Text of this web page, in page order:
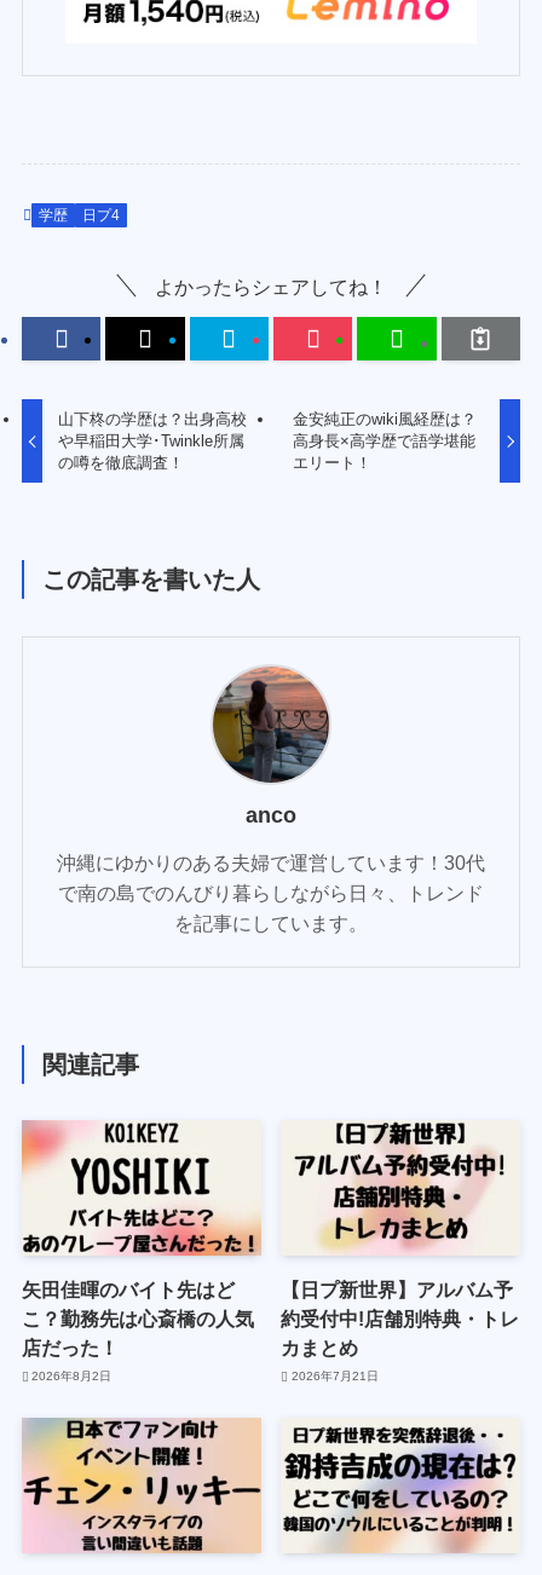
学歴 日プ4
よかったらシェアしてね！
山下柊の学歴は？出身高校
や早稲田大学･Twinkle所属
の噂を徹底調査！
金安純正のwiki風経歴は？
高身長×高学歴で語学堪能
エリート！
この記事を書いた人
anco
沖縄にゆかりのある夫婦で運営しています！30代
で南の島でのんびり暮らしながら日々、トレンド
を記事にしています。
関連記事
矢田佳暉のバイト先はど
こ？勤務先は心斎橋の人気
店だった！
2026年8月2日
【日プ新世界】アルバム予
約受付中!店舗別特典・トレ
カまとめ
2026年7月21日